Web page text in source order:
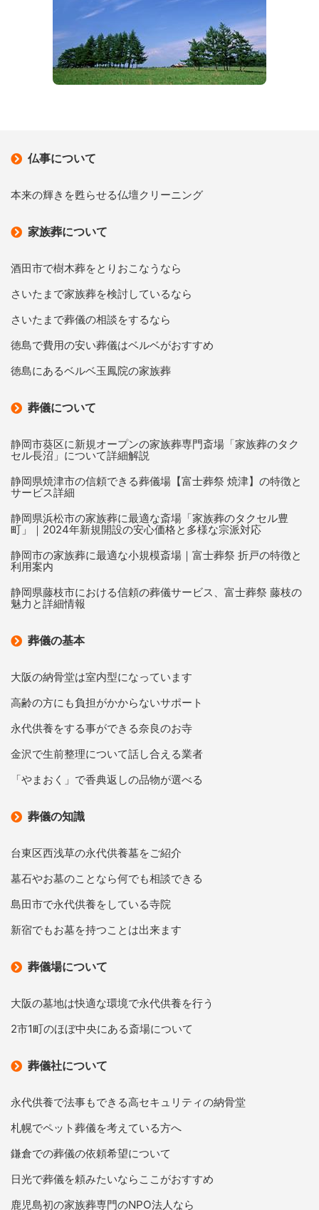
仏事について
本来の輝きを甦らせる仏壇クリーニング
家族葬について
酒田市で樹木葬をとりおこなうなら
さいたまで家族葬を検討しているなら
さいたまで葬儀の相談をするなら
徳島で費用の安い葬儀はベルベがおすすめ
徳島にあるベルベ玉鳳院の家族葬
葬儀について
静岡市葵区に新規オープンの家族葬専門斎場「家族葬のタク
セル長沼」について詳細解説
静岡県焼津市の信頼できる葬儀場【富士葬祭 焼津】の特徴と
サービス詳細
静岡県浜松市の家族葬に最適な斎場「家族葬のタクセル豊
町」｜2024年新規開設の安心価格と多様な宗派対応
静岡市の家族葬に最適な小規模斎場｜富士葬祭 折戸の特徴と
利用案内
静岡県藤枝市における信頼の葬儀サービス、富士葬祭 藤枝の
魅力と詳細情報
葬儀の基本
大阪の納骨堂は室内型になっています
高齢の方にも負担がかからないサポート
永代供養をする事ができる奈良のお寺
金沢で生前整理について話し合える業者
「やまおく」で香典返しの品物が選べる
葬儀の知識
台東区西浅草の永代供養墓をご紹介
墓石やお墓のことなら何でも相談できる
島田市で永代供養をしている寺院
新宿でもお墓を持つことは出来ます
葬儀場について
大阪の墓地は快適な環境で永代供養を行う
2市1町のほぼ中央にある斎場について
葬儀社について
永代供養で法事もできる高セキュリティの納骨堂
札幌でペット葬儀を考えている方へ
鎌倉での葬儀の依頼希望について
日光で葬儀を頼みたいならここがおすすめ
鹿児島初の家族葬専門のNPO法人なら